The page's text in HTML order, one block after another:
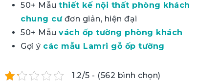
50+ Mẫu thiết kế nội thất phòng khách
chung cưđơn giản, hiện đại
50+ Mẫu vách ốp tường phòng khách
Gợi ý các mẫu Lamri gỗ ốp tường
1.2/5 - (562 bình chọn)